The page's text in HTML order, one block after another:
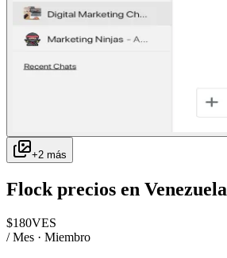
+2 más
Flock precios en Venezuela
$180VES
/ Mes · Miembro